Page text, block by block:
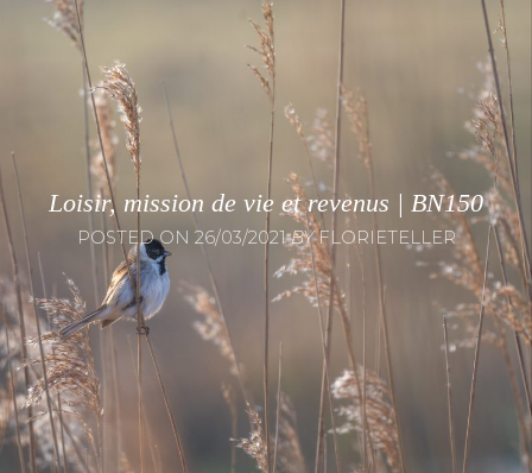
Loisir, mission de vie et revenus | BN150
POSTED ON 26/03/2021BYFLORIETELLER